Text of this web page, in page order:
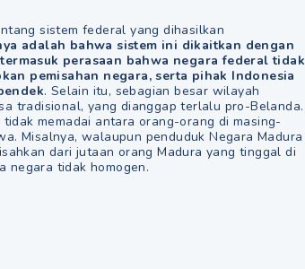
sistem federal yang dihasilkan
adalah bahwa sistem ini dikaitkan dengan
perasaan bahwa negara federal tidak
pemisahan negara, serta pihak Indonesia
. Selain itu, sebagian besar wilayah
tradisional, yang dianggap terlalu pro-Belanda.
memadai antara orang-orang di masing-
Misalnya, walaupun penduduk Negara Madura
dari jutaan orang Madura yang tinggal di
negara tidak homogen.